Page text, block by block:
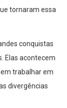
tornaram essa
conquistas
Elas acontecem
trabalhar em
divergências